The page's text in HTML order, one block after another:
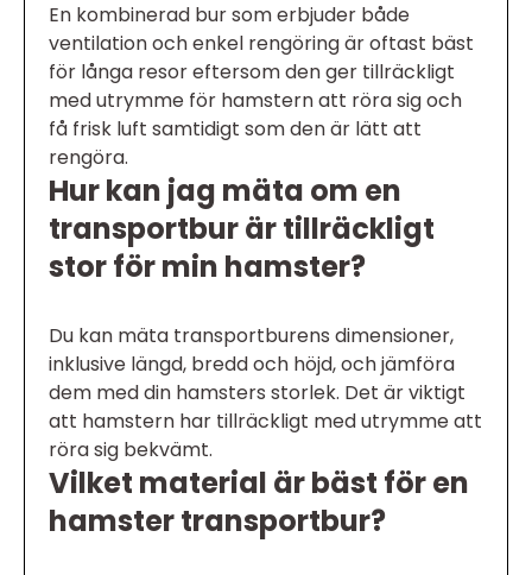
En kombinerad bur som erbjuder både
ventilation och enkel rengöring är oftast bäst
för långa resor eftersom den ger tillräckligt
med utrymme för hamstern att röra sig och
få frisk luft samtidigt som den är lätt att
rengöra.
Hur kan jag mäta om en
transportbur är tillräckligt
stor för min hamster?
Du kan mäta transportburens dimensioner,
inklusive längd, bredd och höjd, och jämföra
dem med din hamsters storlek. Det är viktigt
att hamstern har tillräckligt med utrymme att
röra sig bekvämt.
Vilket material är bäst för en
hamster transportbur?